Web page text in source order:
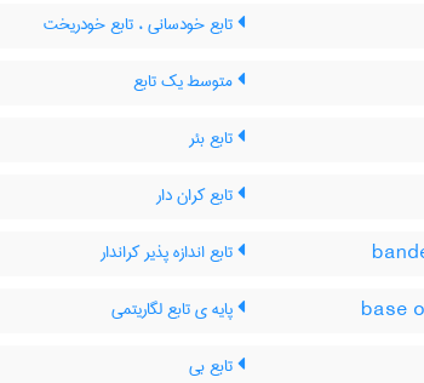
تابع خودسانی ، تابع خودریخت
متوسط یک تابع
تابع بئر
تابع کران دار
تابع اندازه پذیر کراندار
پایه ی تابع لگاریتمی
تابع بی